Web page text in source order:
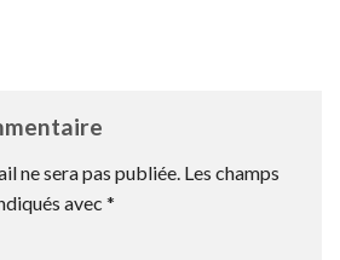
ne sera pas publiée. Les champs
avec *